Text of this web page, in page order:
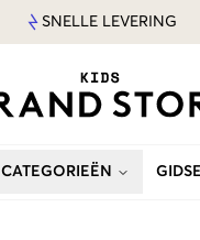
SNELLE LEVERING
CATEGORIEËN